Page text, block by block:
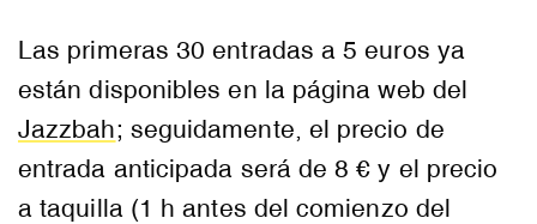
Las primeras 30 entradas a 5 euros ya
están disponibles en la página web del
Jazzbah; seguidamente, el precio de
entrada anticipada será de 8 € y el precio
a taquilla (1 h antes del comienzo del